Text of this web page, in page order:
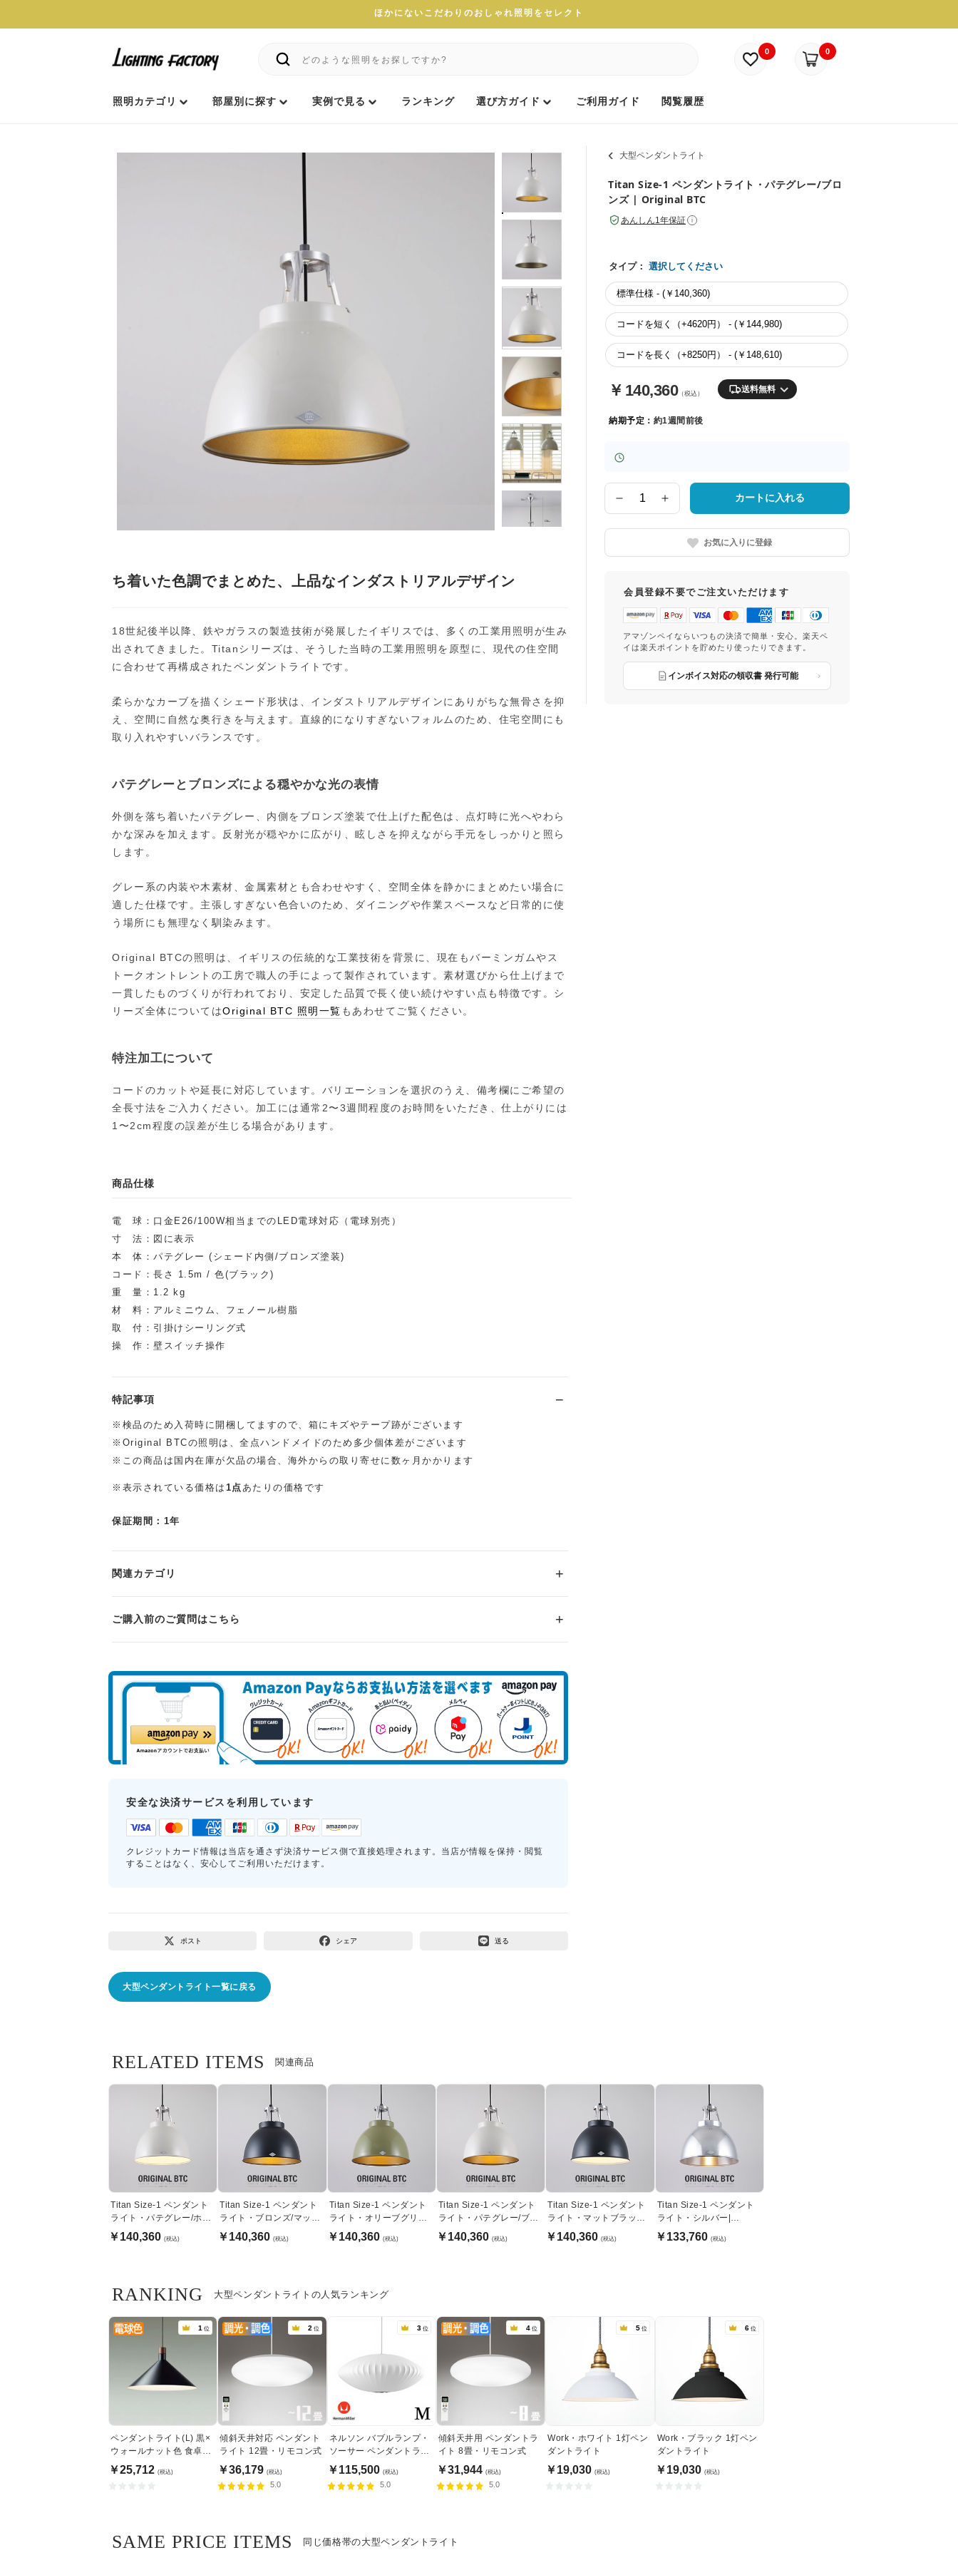
ほかにないこだわりのおしゃれ照明をセレクト
0 0
照明カテゴリ 部屋別に探す 実例で見る ランキング 選び方ガイド ご利用ガイド 閲覧履歴
大型ペンダントライト
Titan Size-1 ペンダントライト・パテグレー/ブロ
ンズ | Original BTC
あんしん1年保証 i
タイプ： 選択してください
標準仕様 - (￥140,360)
コードを短く（+4620円） - (￥144,980)
コードを長く（+8250円） - (￥148,610)
￥ 140,360（税込） 送料無料
納期予定： 約1週間前後
数
量
カートに入れる
お気に入りに登録
会員登録不要でご注文いただけます
アマゾンペイならいつもの決済で簡単・安心。楽天ペ
イは楽天ポイントを貯めたり使ったりできます。
インボイス対応の領収書 発行可能
ち着いた色調でまとめた、上品なインダストリアルデザイン
18世紀後半以降、鉄やガラスの製造技術が発展したイギリスでは、多くの工業用照明が生み
出されてきました。Titanシリーズは、そうした当時の工業用照明を原型に、現代の住空間
に合わせて再構成されたペンダントライトです。
柔らかなカーブを描くシェード形状は、インダストリアルデザインにありがちな無骨さを抑
え、空間に自然な奥行きを与えます。直線的になりすぎないフォルムのため、住宅空間にも
取り入れやすいバランスです。
パテグレーとブロンズによる穏やかな光の表情
外側を落ち着いたパテグレー、内側をブロンズ塗装で仕上げた配色は、点灯時に光へやわら
かな深みを加えます。反射光が穏やかに広がり、眩しさを抑えながら手元をしっかりと照ら
します。
グレー系の内装や木素材、金属素材とも合わせやすく、空間全体を静かにまとめたい場合に
適した仕様です。主張しすぎない色合いのため、ダイニングや作業スペースなど日常的に使
う場所にも無理なく馴染みます。
Original BTCの照明は、イギリスの伝統的な工業技術を背景に、現在もバーミンガムやス
トークオントレントの工房で職人の手によって製作されています。素材選びから仕上げまで
一貫したものづくりが行われており、安定した品質で長く使い続けやすい点も特徴です。シ
リーズ全体についてはOriginal BTC 照明一覧 もあわせてご覧ください。
特注加工について
コードのカットや延長に対応しています。バリエーションを選択のうえ、備考欄にご希望の
全長寸法をご入力ください。加工には通常2〜3週間程度のお時間をいただき、仕上がりには
1〜2cm程度の誤差が生じる場合があります。
商品仕様
電 球：口金E26/100W相当までのLED電球対応（電球別売）
寸 法：図に表示
本 体：パテグレー (シェード内側/ブロンズ塗装)
コード：長さ 1.5m / 色(ブラック)
重 量：1.2 kg
材 料：アルミニウム、フェノール樹脂
取 付：引掛けシーリング式
操 作：壁スイッチ操作
特記事項
※検品のため入荷時に開梱してますので、箱にキズやテープ跡がございます
※Original BTCの照明は、全点ハンドメイドのため多少個体差がございます
※この商品は国内在庫が欠品の場合、海外からの取り寄せに数ヶ月かかります
※表示されている価格は 1点あたりの価格です
保証期間：1年
関連カテゴリ
ご購入前のご質問はこちら
安全な決済サービスを利用しています
クレジットカード情報は当店を通さず決済サービス側で直接処理されます。当店が情報を保持・閲覧
することはなく、安心してご利用いただけます。
ポスト シェア 送る
大型ペンダントライト一覧に戻る
関連商品
RELATED ITEMS
Titan Size-1 ペンダント
ライト・パテグレー/ホワ
イト | Original BTC
￥140,360 (税込)
Titan Size-1 ペンダント
ライト・ブロンズ/マット
ブラック | Original BTC
￥140,360 (税込)
Titan Size-1 ペンダント
ライト・オリーブグリー
ン | Original BTC
￥140,360 (税込)
Titan Size-1 ペンダント
ライト・パテグレー/ブロ
ンズ | Original BTC
￥140,360 (税込)
Titan Size-1 ペンダント
ライト・マットブラック |
Original BTC
￥140,360 (税込)
Titan Size-1 ペンダント
ライト・シルバー|
Original BTC
￥133,760 (税込)
大型ペンダントライトの人気ランキング
RANKING
1 位
ペンダントライト(L) 黒×
ウォールナット色 食卓照
明 | 100W
￥25,712 (税込)
2 位
傾斜天井対応 ペンダント
ライト 12畳・リモコン式
￥36,179 (税込)
5.0
3 位
ネルソン バブルランプ・
ソーサー ペンダントライ
ト・ミディアム｜ハーマ
ンミラー
￥115,500 (税込)
5.0
4 位
傾斜天井用 ペンダントラ
イト 8畳・リモコン式
￥31,944 (税込)
5.0
5 位
Work・ホワイト 1灯ペン
ダントライト
￥19,030 (税込)
6 位
Work・ブラック 1灯ペン
ダントライト
￥19,030 (税込)
同じ価格帯の大型ペンダントライト
SAME PRICE ITEMS